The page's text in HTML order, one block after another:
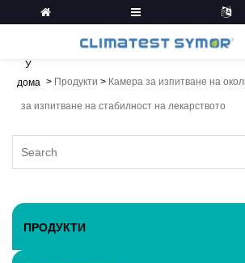
У
дома > Продукти > Камера за изпитване на
за изпитване на стабилност на лекарството
ПРОДУКТИ